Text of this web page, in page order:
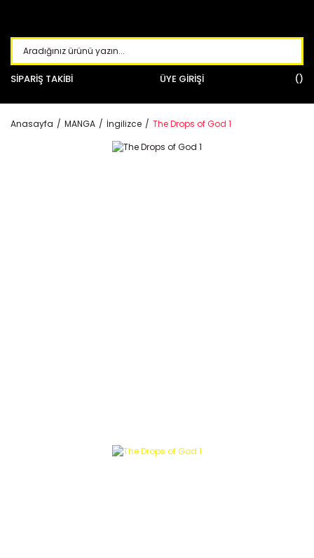
SİPARİŞ TAKİBİ ÜYE GİRİŞİ
Anasayfa MANGA İngilizce The Drops of God 1